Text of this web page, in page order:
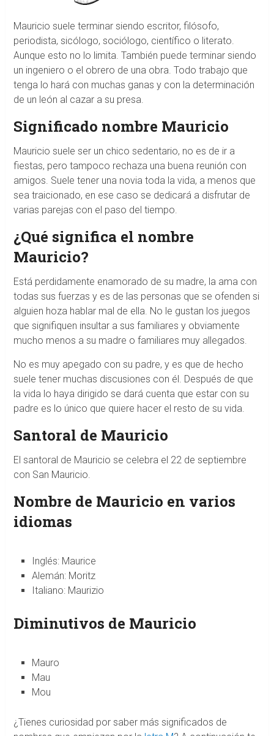
Mauricio suele terminar siendo escritor, filósofo,
periodista, sicólogo, sociólogo, científico o literato.
Aunque esto no lo limita. También puede terminar siendo
un ingeniero o el obrero de una obra. Todo trabajo que
tenga lo hará con muchas ganas y con la determinación
de un león al cazar a su presa.
Significado nombre Mauricio
Mauricio suele ser un chico sedentario, no es de ir a
fiestas, pero tampoco rechaza una buena reunión con
amigos. Suele tener una novia toda la vida, a menos que
sea traicionado, en ese caso se dedicará a disfrutar de
varias parejas con el paso del tiempo.
¿Qué significa el nombre
Mauricio?
Está perdidamente enamorado de su madre, la ama con
todas sus fuerzas y es de las personas que se ofenden si
alguien hoza hablar mal de ella. No le gustan los juegos
que signifiquen insultar a sus familiares y obviamente
mucho menos a su madre o familiares muy allegados.
No es muy apegado con su padre, y es que de hecho
suele tener muchas discusiones con él. Después de que
la vida lo haya dirigido se dará cuenta que estar con su
padre es lo único que quiere hacer el resto de su vida.
Santoral de Mauricio
El santoral de Mauricio se celebra el 22 de septiembre
con San Mauricio.
Nombre de Mauricio en varios
idiomas
Inglés: Maurice
Alemán: Moritz
Italiano: Maurizio
Diminutivos de Mauricio
Mauro
Mau
Mou
¿Tienes curiosidad por saber más significados de